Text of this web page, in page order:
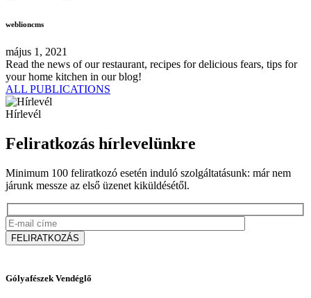
weblioncms
május 1, 2021
Read the news of our restaurant, recipes for delicious fears, tips for
your home kitchen in our blog!
ALL PUBLICATIONS
Hírlevél
Feliratkozás hírlevelünkre
Minimum 100 feliratkozó esetén induló szolgáltatásunk: már nem
járunk messze az első üzenet kiküldésétől.
FELIRATKOZÁS
Gólyafészek Vendéglő